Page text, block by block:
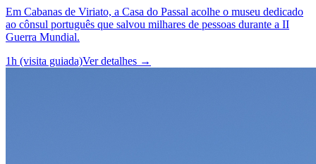
Em Cabanas de Viriato, a Casa do Passal acolhe o museu dedicado
ao cônsul português que salvou milhares de pessoas durante a II
Guerra Mundial.
1h (visita guiada)Ver detalhes →